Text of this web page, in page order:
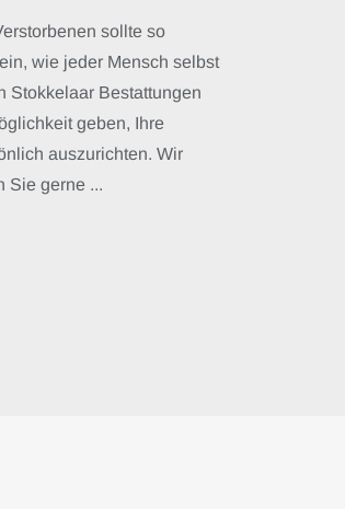
sollte so
wie jeder Mensch selbst
Stokkelaar Bestattungen
geben, Ihre
auszurichten. Wir
Sie gerne ...